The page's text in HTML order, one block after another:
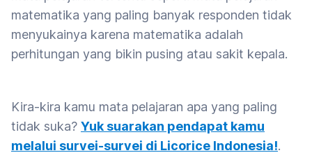
matematika yang paling banyak responden tidak
menyukainya karena matematika adalah
perhitungan yang bikin pusing atau sakit kepala.
Kira-kira kamu mata pelajaran apa yang paling
tidak suka? Yuk suarakan pendapat kamu
melalui survei-survei di Licorice Indonesia!.